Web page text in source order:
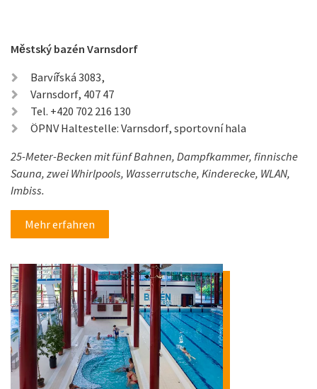
Městský bazén Varnsdorf
Barvířská 3083,
Varnsdorf, 407 47
Tel. +420 702 216 130
ÖPNV Haltestelle: Varnsdorf, sportovní hala
25-Meter-Becken mit fünf Bahnen, Dampfkammer, finnische
Sauna, zwei Whirlpools, Wasserrutsche, Kinderecke, WLAN,
Imbiss.
Mehr erfahren